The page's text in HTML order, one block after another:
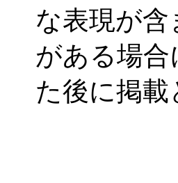
な表現が
がある場
た後に掲